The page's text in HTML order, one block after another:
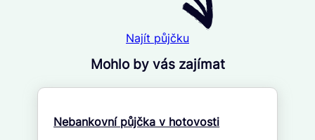
Najít půjčku
Mohlo by vás zajímat
Nebankovní půjčka v hotovosti